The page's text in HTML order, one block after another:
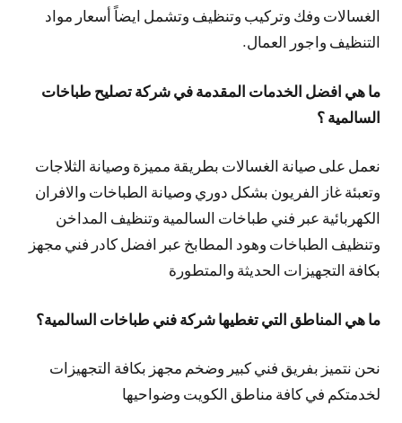
الغسالات وفك وتركيب وتنظيف وتشمل ايضاً أسعار مواد
التنظيف واجور العمال.
ما هي افضل الخدمات المقدمة في شركة تصليح طباخات
السالمية ؟
نعمل على صيانة الغسالات بطريقة مميزة وصيانة الثلاجات
وتعبئة غاز الفريون بشكل دوري وصيانة الطباخات والافران
الكهربائية عبر فني طباخات السالمية وتنظيف المداخن
وتنظيف الطباخات وهود المطابخ عبر افضل كادر فني مجهز
بكافة التجهيزات الحديثة والمتطورة
ما هي المناطق التي تغطيها شركة فني طباخات السالمية؟
نحن نتميز بفريق فني كبير وضخم مجهز بكافة التجهيزات
لخدمتكم في كافة مناطق الكويت وضواحيها